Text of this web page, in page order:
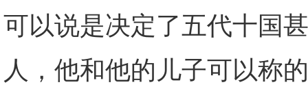
可以说是决定了五代十国
人，他和他的儿子可以称